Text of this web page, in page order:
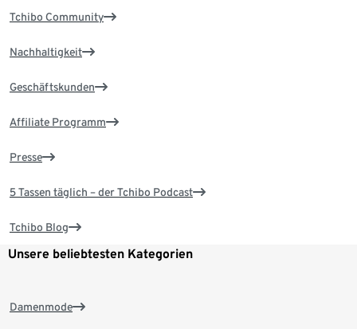
Tchibo Community
Nachhaltigkeit
Geschäftskunden
Affiliate Programm
Presse
5 Tassen täglich – der Tchibo Podcast
Tchibo Blog
Unsere beliebtesten Kategorien
Damenmode